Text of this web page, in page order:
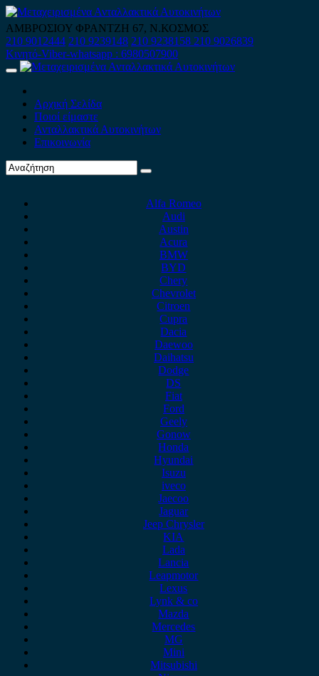
Skip
to
content
ΑΜΒΡΟΣΙΟΥ ΦΡΑΝΤΖΗ 67, Ν.ΚΟΣΜΟΣ
210 9012444 210 9239148 210 9238158 210 9026839
Κινητό-Viber-whatsapp : 6980507900
Primary
Αρχική Σελίδα
Ποιοί είμαστε
Ανταλλακτικά Αυτοκινήτων
Επικοινωνία
Alfa Romeo
Audi
Austin
Acura
BMW
BYD
Chery
Chevrolet
Citroen
Cupra
Dacia
Daewoo
Daihatsu
Dodge
DS
Fiat
Ford
Geely
Gonow
Honda
Hyundai
Isuzu
iveco
Jaecoo
Jaguar
Jeep Chrysler
KIA
Lada
Lancia
Leapmotor
Lexus
Lynk & co
Mazda
Mercedes
MG
Mini
Mitsubishi